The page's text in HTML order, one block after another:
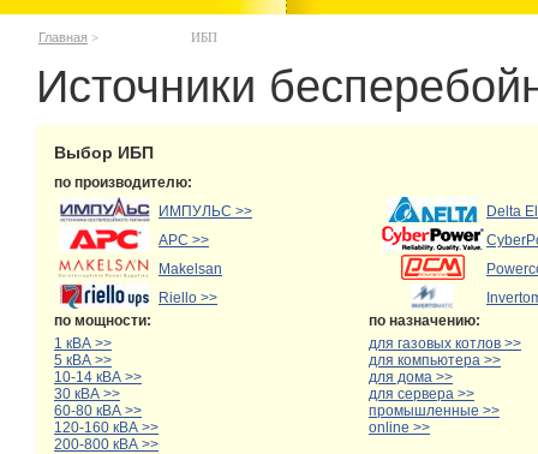
Главная > ИБП
Источники
Выбор ИБП
по производителю:
ИМПУЛЬС >>
APC >>
Makelsan
Riello >>
Delta
по мощности:
1 кВА >>
5 кВА >>
10-14 кВА >>
30 кВА >>
60-80 кВА >>
120-160 кВА >>
200-800 кВА >>
по назначению:
для газовых котлов >>
для компьютера >>
для дома >>
для сервера >>
промышленные >>
online >>